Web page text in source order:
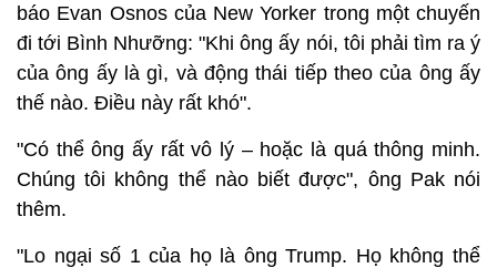
báo Evan Osnos của New Yorker trong một chuyến
đi tới Bình Nhưỡng: "Khi ông ấy nói, tôi phải tìm ra ý
của ông ấy là gì, và động thái tiếp theo của ông ấy
thế nào. Điều này rất khó".
"Có thể ông ấy rất vô lý – hoặc là quá thông minh.
Chúng tôi không thể nào biết được", ông Pak nói
thêm.
"Lo ngại số 1 của họ là ông Trump. Họ không thể